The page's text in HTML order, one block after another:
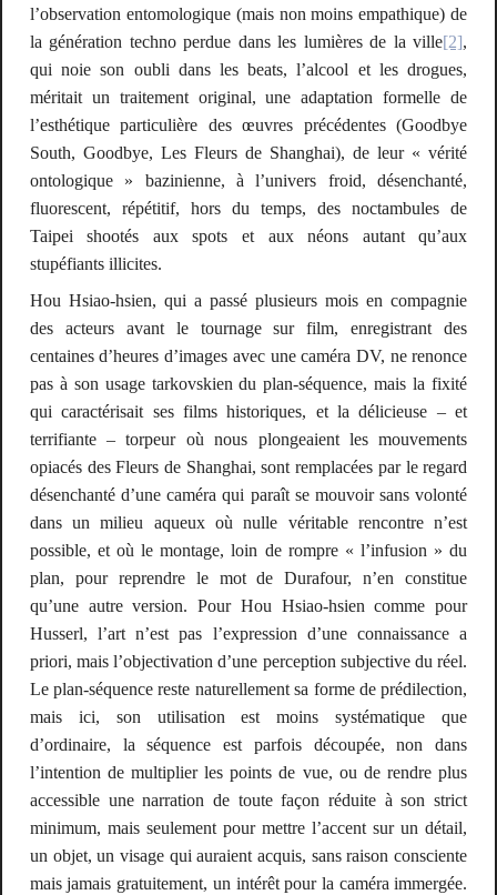
l’observation entomologique (mais non moins empathique) de
la génération techno perdue dans les lumières de la ville[2],
qui noie son oubli dans les beats, l’alcool et les drogues,
méritait un traitement original, une adaptation formelle de
l’esthétique particulière des œuvres précédentes (Goodbye
South, Goodbye, Les Fleurs de Shanghai), de leur « vérité
ontologique » bazinienne, à l’univers froid, désenchanté,
fluorescent, répétitif, hors du temps, des noctambules de
Taipei shootés aux spots et aux néons autant qu’aux
stupéfiants illicites.
Hou Hsiao-hsien, qui a passé plusieurs mois en compagnie
des acteurs avant le tournage sur film, enregistrant des
centaines d’heures d’images avec une caméra DV, ne renonce
pas à son usage tarkovskien du plan-séquence, mais la fixité
qui caractérisait ses films historiques, et la délicieuse – et
terrifiante – torpeur où nous plongeaient les mouvements
opiacés desFleurs de Shanghai, sont remplacées par le regard
désenchanté d’une caméra qui paraît se mouvoir sans volonté
dans un milieu aqueux où nulle véritable rencontre n’est
possible, et où le montage, loin de rompre « l’infusion » du
plan, pour reprendre le mot de Durafour, n’en constitue
qu’une autre version. Pour Hou Hsiao-hsien comme pour
Husserl, l’art n’est pas l’expression d’une connaissancea
priori, mais l’objectivation d’une perception subjective du réel.
Le plan-séquence reste naturellement sa forme de prédilection,
mais ici, son utilisation est moins systématique que
d’ordinaire, la séquence est parfois découpée, non dans
l’intention de multiplier les points de vue, ou de rendre plus
accessible une narration de toute façon réduite à son strict
minimum, mais seulement pour mettre l’accent sur un détail,
un objet, un visage qui auraient acquis, sans raison consciente
mais jamais gratuitement, un intérêt pour la caméra immergée.